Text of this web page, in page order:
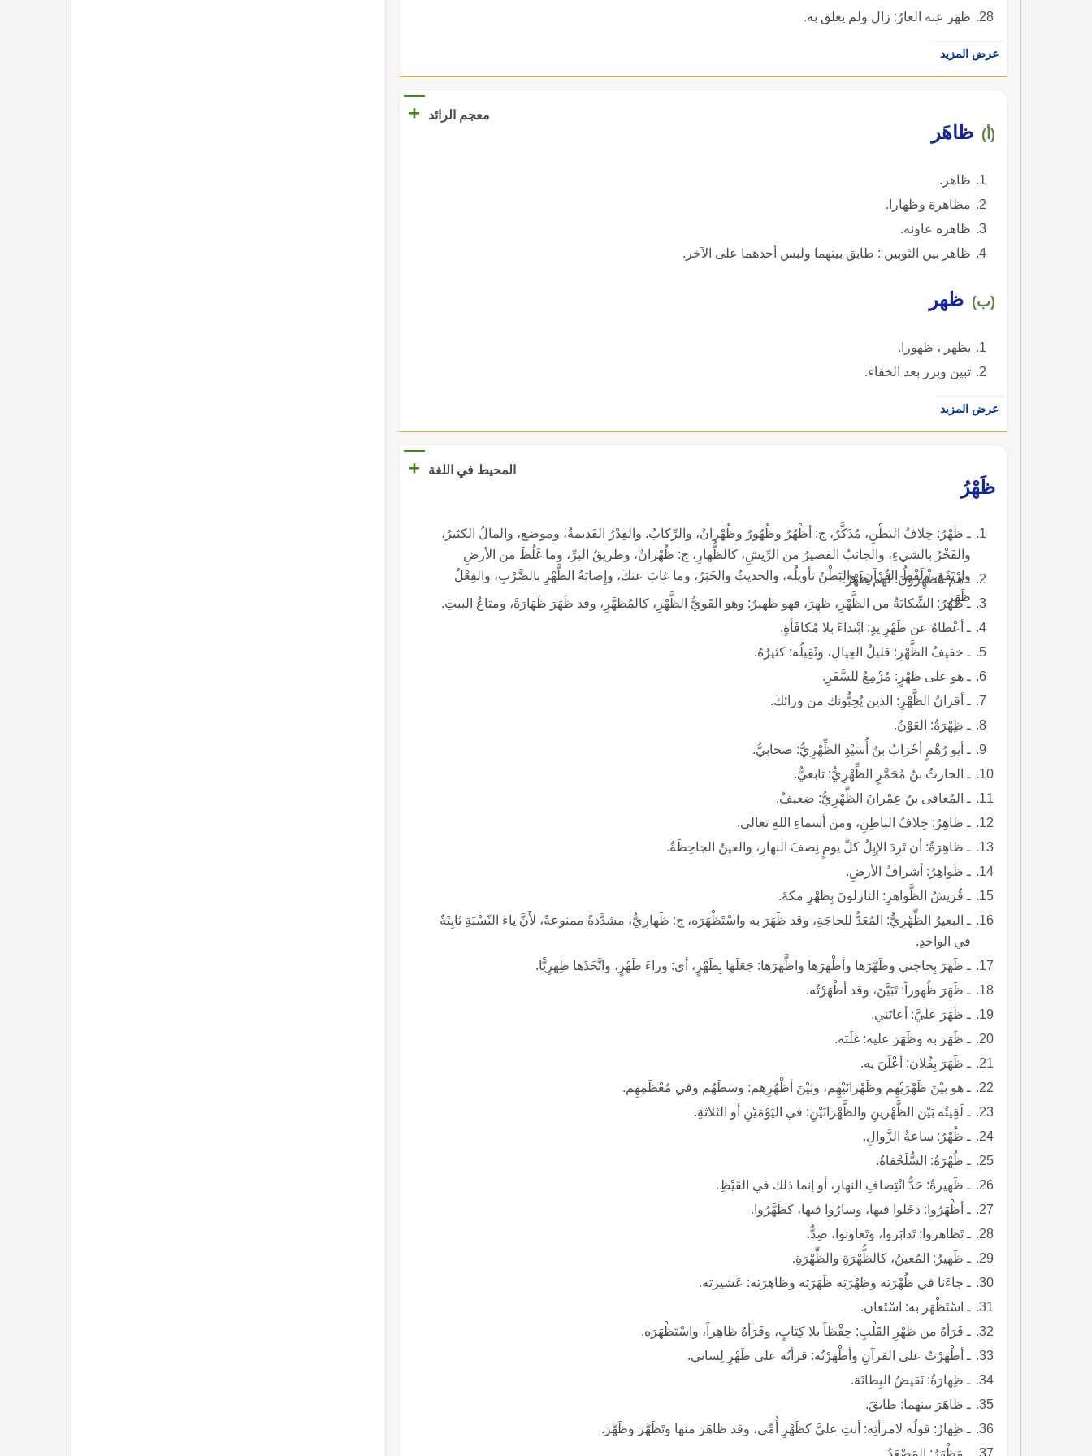
ظهَر عنه العارُ: زال ولم يعلق به.
عرض المزيد
معجم الرائد +
(أ) ظاهَر
ظاهر.
مظاهرة وظهارا.
ظاهره عاونه.
ظاهر بين الثوبين : طابق بينهما ولبس أحدهما على الآخر.
(ب) ظهر
يظهر ، ظهورا.
تبين وبرز بعد الخفاء.
عرض المزيد
المحيط في اللغة
+
ظَهْرُ
ـ ظَهْرُ: خِلافُ البَطْنِ، مُذَكَّرٌ، ج: أظْهُرٌ وظُهُورٌ وظُهْرانٌ، والرِّكابُ. والقِدْرُ القَديمةُ، وموضع، والمالُ الكثيرُ،
والفَخْرُ بالشيءِ، والجانبُ القصيرُ من الرِّيشِ، كالظُّهارِ، ج: ظُهْرانٌ، وطريقُ البَرِّ، وما غَلُظَ من الأرضِ
وارْتَفَعَ، ولَفْظُ القُرْآنِ، والبَطْنُ تأويلُه، والحديثُ والخَبَرُ، وما غابَ عنكَ، وإِصابَةُ الظَّهْرِ بالضَّرْبِ، والفِعْلُ
ظَهَرَ.
ـ هم مُظْهِرونَ: لهم ظَهْرٌ.
ـ ظَهَرُ: الشِّكايَةُ من الظَّهْرِ، ظهِرَ، فهو ظَهيرٌ: وهو القَويُّ الظَّهْرِ، كالمُظهَّرِ، وقد ظَهَرَ ظَهَارَةً، ومتاعُ البيتِ.
ـ أعْطاهُ عن ظَهْرِ يدٍ: ابْتداءً بلا مُكافَأةٍ.
ـ خفيفُ الظَّهْرِ: قليلُ العِيالِ، وثَقِيلُه: كثيرُهُ.
ـ هو على ظَهْرٍ: مُزْمِعٌ للسَّفَرِ.
ـ أقرانُ الظَّهْرِ: الذين يُحِبُّونك من ورائكَ.
ـ ظِهْرَةُ: العَوْنُ.
ـ أبو رُهْمٍ أحْزابُ بنُ أُسَيْدٍ الظِّهْرِيُّ: صحابيُّ.
ـ الحارثُ بنُ مُحَمَّرٍ الظِّهْرِيُّ: تابعيٌّ.
ـ المُعافى بنُ عِمْرانَ الظِّهْرِيُّ: ضعيفٌ.
ـ ظاهِرُ: خِلافُ الباطِنِ، ومن أسماءِ اللهِ تعالى.
ـ ظاهِرَةُ: أن تَرِدَ الإِبِلُ كلَّ يومٍ نِصفَ النهارِ، والعينُ الجاحِظَةُ.
ـ ظَواهِرُ: أشرافُ الأرضِ.
ـ قُرَيشُ الظَّواهرِ: النازلونَ بِظهْرِ مكةَ.
ـ البعيرُ الظِّهْرِيُّ: المُعَدُّ للحاجَةِ، وقد ظَهَرَ به واسْتَظْهَرَه، ج: ظَهارِيُّ، مشدَّدةً ممنوعةً، لأَنَّ ياءَ النّسْبَةِ ثابِتَةٌ
في الواحدِ.
ـ ظَهَرَ بِحاجتي وظَهَّرَها وأظْهَرَها واظَّهَرَها: جَعَلَهَا بِظَهْرٍ، أي: وراءَ ظَهْرٍ، واتَّخَذَها ظِهرِيًّا.
ـ ظَهَرَ ظُهوراً: تَبَيَّنَ، وقد أظْهَرْتُه.
ـ ظَهَرَ علَيَّ: أعانَني.
ـ ظَهَرَ به وظَهَرَ عليه: غَلَبَه.
ـ ظَهَرَ بِفُلان: أعْلَنَ به.
ـ هو بيْنَ ظَهْرَيْهِم وظَهْرانَيْهِم، وبَيْنَ أظْهُرِهِم: وسَطَهُم وفي مُعْظَمِهِم.
ـ لَقِيتُه بَيْنَ الظَّهْرَينِ والظَّهْرَانَيْنِ: في اليَوْمَيْنِ أو الثلاثةِ.
ـ ظُهْرُ: ساعةُ الزَّوالِ.
ـ ظُهْرَةُ: السُّلَحْفاةُ.
ـ ظَهيرةُ: حَدُّ انْتِصافِ النهارِ، أو إنما ذلك في القَيْظِ.
ـ أظْهَرُوا: دَخَلوا فيها، وسارُوا فيها، كظَهَّرُوا.
ـ تَظاهروا: تَدابَروا، وتَعاوَنوا، ضِدٌّ.
ـ ظَهيرُ: المُعينُ، كالظُّهْرَةِ والظِّهْرَةِ.
ـ جاءَنا في ظُهْرَتِه وظِهْرَتِه ظَهَرَتِه وظاهِرَتِه: عَشيرته.
ـ اسْتَظْهَرَ به: اسْتَعان.
ـ قَرَأهُ من ظَهْرِ القَلْبِ: حِفْظاً بلا كِتابٍ، وقَرَأهُ ظاهِراً، واسْتَظْهَرَه.
ـ أظْهَرْتُ على القرآنِ وأظْهَرْتُه: قرأتُه على ظَهْرِ لِساني.
ـ ظِهارَةُ: نَقيضُ البِطانَة.
ـ ظاهَرَ بينهما: طابَقَ.
ـ ظِهارُ: قولُه لامرأتِه: أنتِ عليَّ كظَهْرِ أُمِّي، وقد ظاهَرَ منها وتَظَهَّرَ وظَهَّرَ.
ـ مَظْهَرُ: المَصْعَدُ.